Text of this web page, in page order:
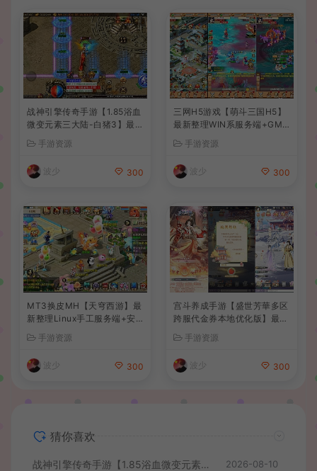
战神引擎传奇手游【1.85浴血
微变元素三大陆-白猪3】最新
整理Win系复古服务端+安卓
苹果双端+GM授权后台+详细
搭建教程
手游资源
波少 300
三网H5游戏【萌斗三国H5】
最新整理WIN系服务端+GM
后台+详细搭建教程
手游资源
波少 300
MT3换皮MH【天穹西游】最
新整理Linux手工服务端+安
建教程+全套源码+视频教程
手游资源
波少 300
宫斗养成手游【盛世芳華多区
跨服代金券本地优化版】最新
手工服务端+CDK授权后台
+安卓+详细搭建教程
手游资源
波少 300
猜你喜欢
战神引擎传奇手游【1.85浴血微变元素三大陆-白猪3】最新整理Win系复古服务端+安卓苹果双端+GM授权后台+详细搭建教程 2026-08-10